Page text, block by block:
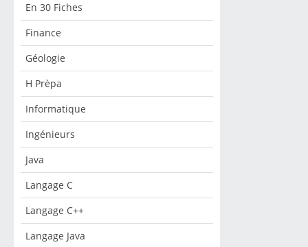
En 30 Fiches
Finance
Géologie
H Prèpa
Informatique
Ingénieurs
Java
Langage C
Langage C++
Langage Java